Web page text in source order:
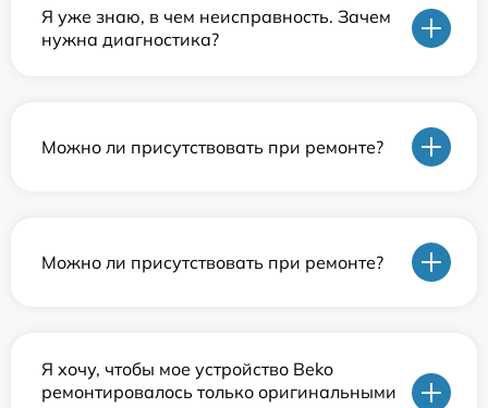
Я уже знаю, в чем неисправность. Зачем
нужна диагностика?
Можно ли присутствовать при ремонте?
Можно ли присутствовать при ремонте?
Я хочу, чтобы мое устройство Beko
ремонтировалось только оригинальными